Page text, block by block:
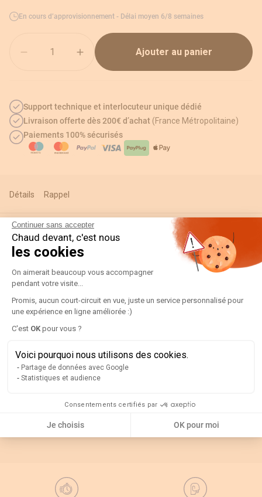
Continuer sans accepter
Chaud devant, c'est nous
les cookies
Plateforme de Gestion du
On aimerait beaucoup vous accompagner
pendant votre visite...
Promis, aucun court-circuit en vue, juste un service personnalisé pour
une expérience en ligne améliorée :)
C'est OK pour vous ?
Voici pourquoi nous utilisons des cookies.
Partage de données avec Google
Statistiques et audience
Consentements certifiés par
Je choisis OK pour moi
En cours d’approvisionnement - Délai moyen 6/8 semaines
Ajouter au panier
Support technique et interlocuteur unique dédié
Livraison offerte dès 200€ d’achat (France Métropolitaine)
Paiements 100% sécurisés
Détails Rappel
Informations techniques
Détails
Catégories associées
Interrupteur
Poignées et axes